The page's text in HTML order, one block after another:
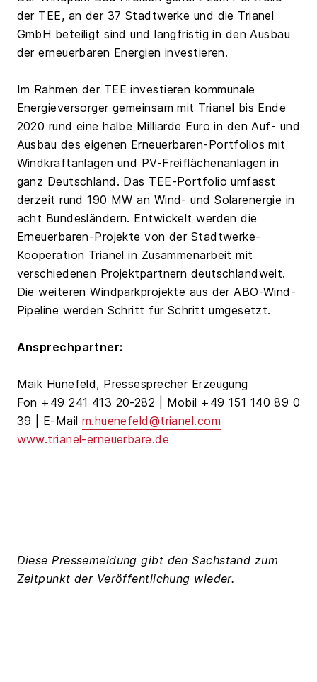
der TEE, an der 37 Stadtwerke und die Trianel
GmbH beteiligt sind und langfristig in den Ausbau
der erneuerbaren Energien investieren.
Im Rahmen der TEE investieren kommunale
Energieversorger gemeinsam mit Trianel bis Ende
2020 rund eine halbe Milliarde Euro in den Auf- und
Ausbau des eigenen Erneuerbaren-Portfolios mit
Windkraftanlagen und PV-Freiflächenanlagen in
ganz Deutschland. Das TEE-Portfolio umfasst
derzeit rund 190 MW an Wind- und Solarenergie in
acht Bundesländern. Entwickelt werden die
Erneuerbaren-Projekte von der Stadtwerke-
Kooperation Trianel in Zusammenarbeit mit
verschiedenen Projektpartnern deutschlandweit.
Die weiteren Windparkprojekte aus der ABO-Wind-
Pipeline werden Schritt für Schritt umgesetzt.
Ansprechpartner:
Maik Hünefeld, Pressesprecher Erzeugung
Fon +49 241 413 20-282 | Mobil +49 151 140 89 0
39 | E-Mail m.huenefeld@trianel.com
www.trianel-erneuerbare.de
Diese Pressemeldung gibt den Sachstand zum
Zeitpunkt der Veröffentlichung wieder.